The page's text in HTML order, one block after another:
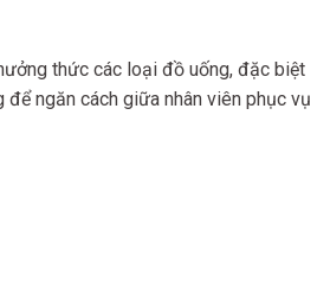
thức các loại đồ uống, đặc biệt
để ngăn cách giữa nhân viên phục vụ